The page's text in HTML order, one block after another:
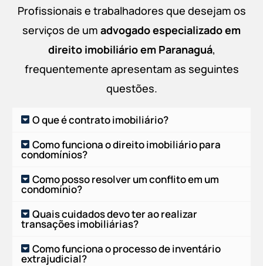
Profissionais e trabalhadores que desejam os
serviços de um advogado especializado em
direito imobiliário em Paranaguá,
frequentemente apresentam as seguintes
questões.
O que é contrato imobiliário?
Como funciona o direito imobiliário para
condomínios?
Como posso resolver um conflito em um
condomínio?
Quais cuidados devo ter ao realizar
transações imobiliárias?
Como funciona o processo de inventário
extrajudicial?